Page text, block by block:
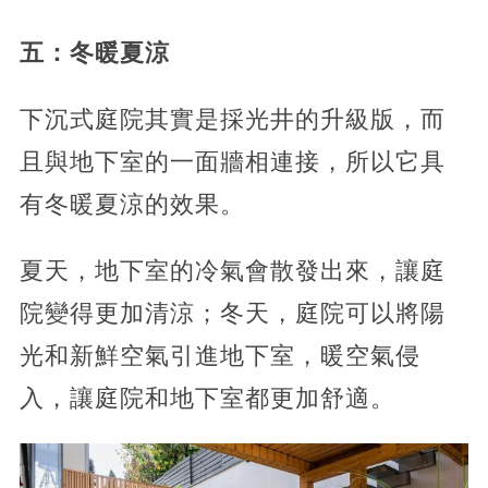
五：冬暖夏涼
下沉式庭院其實是採光井的升級版，而
且與地下室的一面牆相連接，所以它具
有冬暖夏涼的效果。
夏天，地下室的冷氣會散發出來，讓庭
院變得更加清涼；冬天，庭院可以將陽
光和新鮮空氣引進地下室，暖空氣侵
入，讓庭院和地下室都更加舒適。